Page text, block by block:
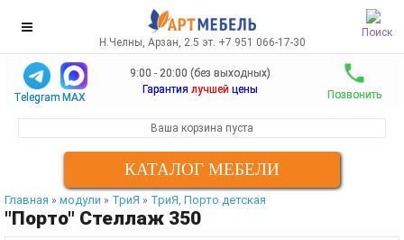
Поиск
Н.Челны, Арзан, 2.5 эт. +7 951 066-17-30
Telegram MAX
9:00 - 20:00 (без выходных)
Гарантия лучшей цены Позвонить
Ваша корзина пуста
КАТАЛОГ МЕБЕЛИ
Главная » модули » ТриЯ » ТриЯ, Порто детская
"Порто" Стеллаж 350